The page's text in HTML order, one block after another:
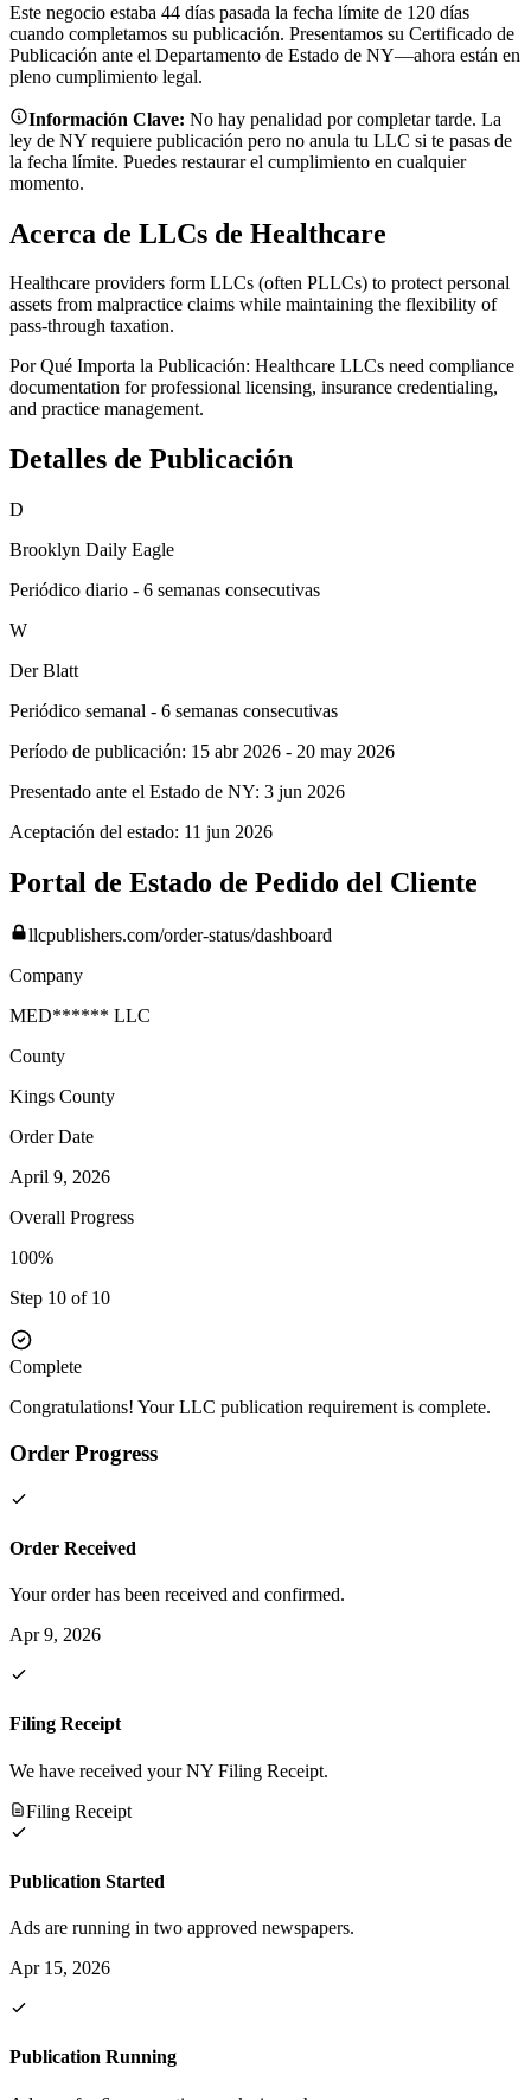
Este negocio estaba 44 días pasada la fecha límite de 120 días
cuando completamos su publicación. Presentamos su Certificado de
Publicación ante el Departamento de Estado de NY—ahora están en
pleno cumplimiento legal.
Información Clave: No hay penalidad por completar tarde. La
ley de NY requiere publicación pero no anula tu LLC si te pasas de
la fecha límite. Puedes restaurar el cumplimiento en cualquier
momento.
Acerca de LLCs de Healthcare
Healthcare providers form LLCs (often PLLCs) to protect personal
assets from malpractice claims while maintaining the flexibility of
pass-through taxation.
Por Qué Importa la Publicación: Healthcare LLCs need compliance
documentation for professional licensing, insurance credentialing,
and practice management.
Detalles de Publicación
D
Brooklyn Daily Eagle
Periódico diario - 6 semanas consecutivas
W
Der Blatt
Periódico semanal - 6 semanas consecutivas
Período de publicación: 15 abr 2026 - 20 may 2026
Presentado ante el Estado de NY: 3 jun 2026
Aceptación del estado: 11 jun 2026
Portal de Estado de Pedido del Cliente
llcpublishers.com/order-status/dashboard
Company
MED****** LLC
County
Kings County
Order Date
April 9, 2026
Overall Progress
100%
Step 10 of 10
Complete
Congratulations! Your LLC publication requirement is complete.
Order Progress
Order Received
Your order has been received and confirmed.
Apr 9, 2026
Filing Receipt
We have received your NY Filing Receipt.
Filing Receipt
Publication Started
Ads are running in two approved newspapers.
Apr 15, 2026
Publication Running